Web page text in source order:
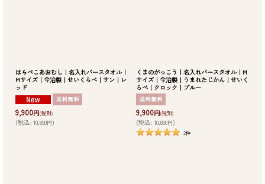
はらぺこあおむし｜名入れバースタオル｜
Mサイズ｜今治製｜せいくらべ｜サン｜レ
ッド
9,900円(税別)
(税込: 10,890円)
くまのがっこう｜名入れバースタオル｜M
サイズ｜今治製｜うまれたじかん｜せいく
らべ｜クロック｜ブルー
9,900円(税別)
(税込: 10,890円)
2件